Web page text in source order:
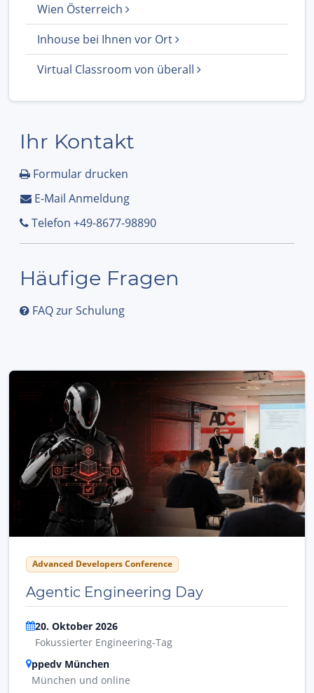
Wien Österreich
Inhouse bei Ihnen vor Ort
Virtual Classroom von überall
Ihr Kontakt
Formular drucken
E-Mail Anmeldung
Telefon +49-8677-98890
Häufige Fragen
FAQ zur Schulung
Advanced Developers Conference
Agentic Engineering Day
20. Oktober 2026
Fokussierter Engineering-Tag
ppedv München
München und online